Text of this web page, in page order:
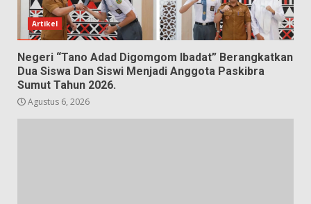
Artikel
Negeri “Tano Adad Digomgom Ibadat” Berangkatkan
Dua Siswa Dan Siswi Menjadi Anggota Paskibra
Sumut Tahun 2026.
Agustus 6, 2026